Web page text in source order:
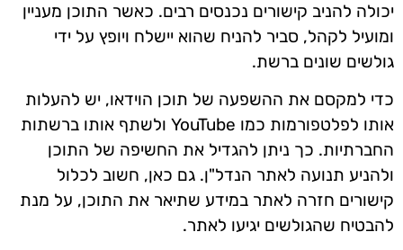
יכולה להניב קישורים נכנסים רבים. כאשר התוכן מעניין
ומועיל לקהל, סביר להניח שהוא יישלח ויופץ על ידי
גולשים שונים ברשת.
כדי למקסם את ההשפעה של תוכן הוידאו, יש להעלות
אותו לפלטפורמות כמו YouTube ולשתף אותו ברשתות
החברתיות. כך ניתן להגדיל את החשיפה של התוכן
ולהניע תנועה לאתר הנדל"ן. גם כאן, חשוב לכלול
קישורים חזרה לאתר במידע שתיאר את התוכן, על מנת
להבטיח שהגולשים יגיעו לאתר.